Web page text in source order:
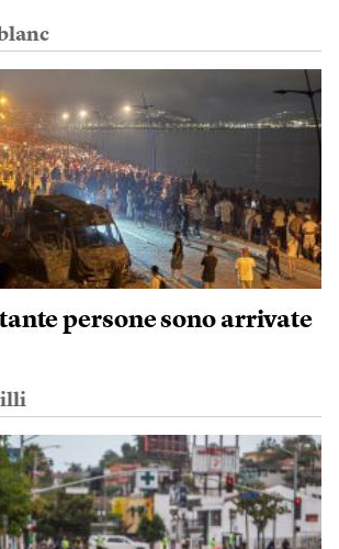
persone sono arrivate